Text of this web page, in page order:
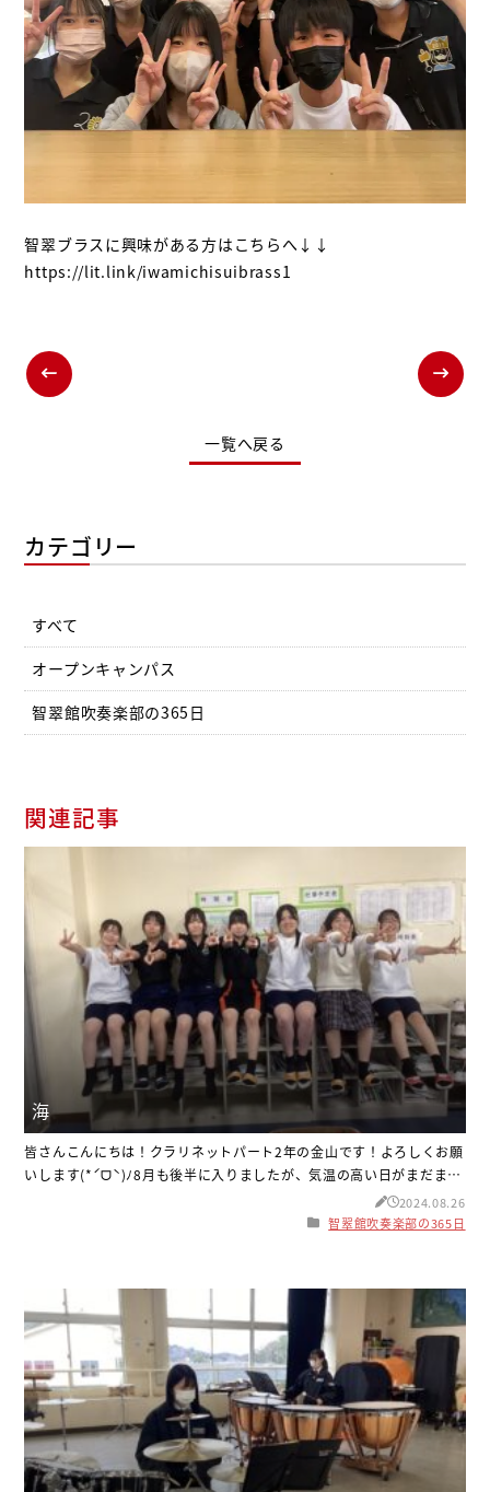
智翠ブラスに興味がある方はこちらへ↓↓
https://lit.link/iwamichisuibrass1
一覧へ戻る
カテゴリー
すべて
オープンキャンパス
智翠館吹奏楽部の365日
関連記事
海
皆さんこんにちは！クラリネットパート2年の金山です！よろしくお願
いします(*ˊᗜˋ)ﾉ8月も後半に入りましたが、気温の高い日がまだまだ
続いています！！暑さ対策をしっかりして、熱中症に気を付けましょ
う！ さて、話は変わりますが今日は先日行った海についてお話しま
気分もリ
2024.08.26
智翠館吹奏楽部の365日